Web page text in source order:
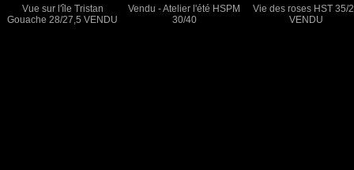
Vue sur l'île Tristan
Gouache 28/27,5 VENDU
Vendu - Atelier l'été HSPM
30/40
Vie des roses HST 35/
VENDU